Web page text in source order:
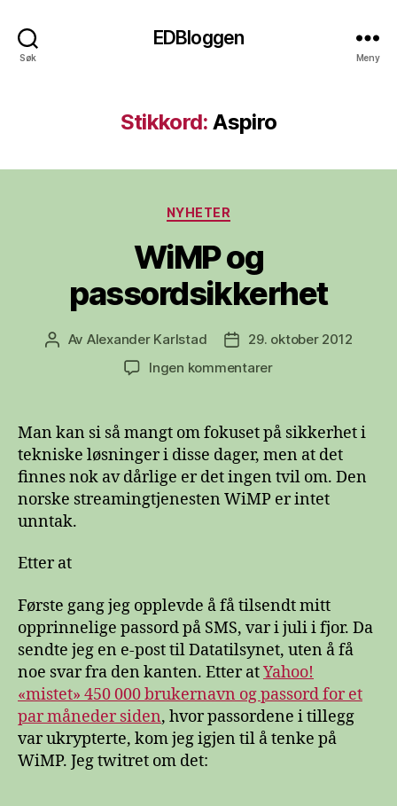
Søk
EDBloggen
Meny
Stikkord: Aspiro
Kategorier
NYHETER
WiMP og
passordsikkerhet
Innleggsforfatter
Av Alexander Karlstad Publiseringsdato
29. oktober 2012
Ingen kommentarertil
passordsikkerhet
Man kan si så mangt om fokuset på sikkerhet i
tekniske løsninger i disse dager, men at det
finnes nok av dårlige er det ingen tvil om. Den
norske streamingtjenesten WiMP er intet
unntak.
Etter at
Første gang jeg opplevde å få tilsendt mitt
opprinnelige passord på SMS, var i juli i fjor. Da
sendte jeg en e-post til Datatilsynet, uten å få
noe svar fra den kanten. Etter atYahoo!
«mistet» 450 000 brukernavn og passord for et
par måneder siden, hvor passordene i tillegg
var ukrypterte, kom jeg igjen til å tenke på
WiMP. Jeg twitret om det: